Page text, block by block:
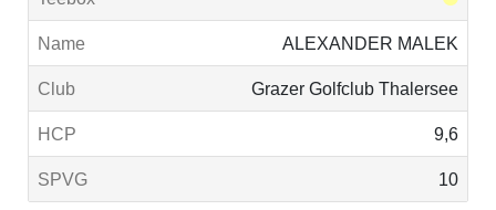
ALEXANDER MALEK
Grazer Golfclub Thalersee
9,6
10